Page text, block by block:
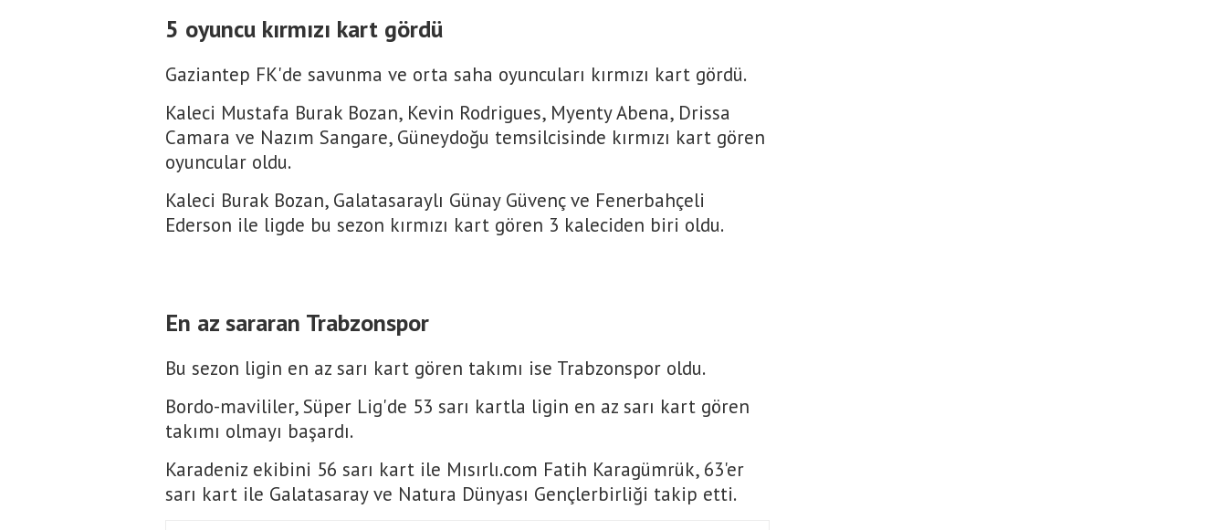
5 oyuncu kırmızı kart gördü
Gaziantep FK'de savunma ve orta saha oyuncuları kırmızı kart gördü.
Kaleci Mustafa Burak Bozan, Kevin Rodrigues, Myenty Abena, Drissa
Camara ve Nazım Sangare, Güneydoğu temsilcisinde kırmızı kart gören
oyuncular oldu.
Kaleci Burak Bozan, Galatasaraylı Günay Güvenç ve Fenerbahçeli
Ederson ile ligde bu sezon kırmızı kart gören 3 kaleciden biri oldu.
En az sararan Trabzonspor
Bu sezon ligin en az sarı kart gören takımı ise Trabzonspor oldu.
Bordo-mavililer, Süper Lig'de 53 sarı kartla ligin en az sarı kart gören
takımı olmayı başardı.
Karadeniz ekibini 56 sarı kart ile Mısırlı.com Fatih Karagümrük, 63'er
sarı kart ile Galatasaray ve Natura Dünyası Gençlerbirliği takip etti.